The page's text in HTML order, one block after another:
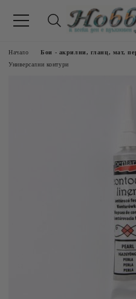
Начало
Бои - акрилни, гланц, мат,
Универсални контури